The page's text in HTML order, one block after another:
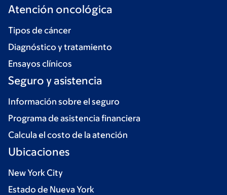
Atención oncológica
Tipos de cáncer
Diagnóstico y tratamiento
Ensayos clínicos
Seguro y asistencia
Información sobre el seguro
Programa de asistencia financiera
Calcula el costo de la atención
Ubicaciones
New York City
Estado de Nueva York